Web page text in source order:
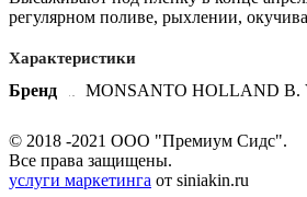
регулярном поливе, рыхлении,
Характеристики
Бренд MONSANTO HOLLAND B.
© 2018 -2021 ООО "Премиум Сидс".
Все права защищены.
услуги маркетинга от siniakin.ru